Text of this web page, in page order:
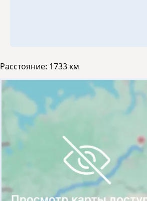
Расстояние: 1733 км